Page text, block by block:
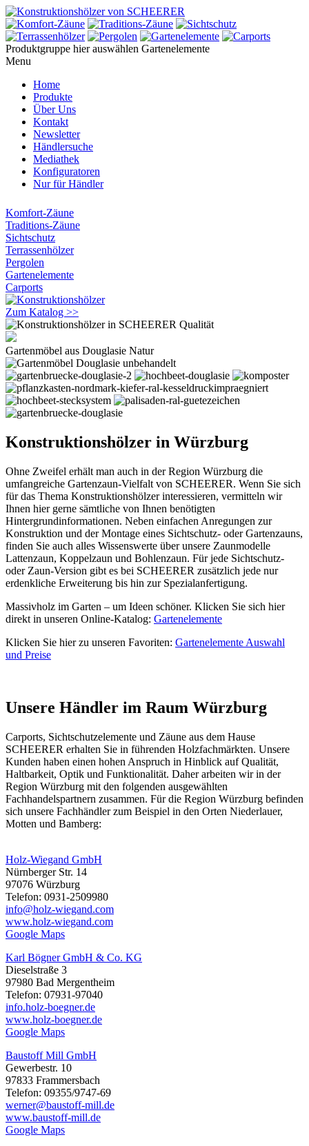
Produktgruppe hier auswählen Gartenelemente
Menu
Home
Produkte
Über Uns
Kontakt
Newsletter
Händlersuche
Mediathek
Konfiguratoren
Nur für Händler
Komfort-Zäune
Traditions-Zäune
Sichtschutz
Terrassenhölzer
Pergolen
Gartenelemente
Carports
Zum Katalog >>
Gartenmöbel aus Douglasie Natur
Konstruktionshölzer in Würzburg
Ohne Zweifel erhält man auch in der Region Würzburg die
umfangreiche Gartenzaun-Vielfalt von SCHEERER. Wenn Sie sich
für das Thema Konstruktionshölzer interessieren, vermitteln wir
Ihnen hier gerne sämtliche von Ihnen benötigten
Hintergrundinformationen. Neben einfachen Anregungen zur
Konstruktion und der Montage eines Sichtschutz- oder Gartenzauns,
finden Sie auch alles Wissenswerte über unsere Zaunmodelle
Lattenzaun, Koppelzaun und Bohlenzaun. Für jede Sichtschutz-
oder Zaun-Version gibt es bei SCHEERER zusätzlich jede nur
erdenkliche Erweiterung bis hin zur Spezialanfertigung.
Massivholz im Garten – um Ideen schöner. Klicken Sie sich hier
direkt in unseren Online-Katalog: Gartenelemente
Klicken Sie hier zu unseren Favoriten: Gartenelemente Auswahl
und Preise
Unsere Händler im Raum Würzburg
Carports, Sichtschutzelemente und Zäune aus dem Hause
SCHEERER erhalten Sie in führenden Holzfachmärkten. Unsere
Kunden haben einen hohen Anspruch in Hinblick auf Qualität,
Haltbarkeit, Optik und Funktionalität. Daher arbeiten wir in der
Region Würzburg mit den folgenden ausgewählten
Fachhandelspartnern zusammen. Für die Region Würzburg befinden
sich unsere Fachhändler zum Beispiel in den Orten Niederlauer,
Motten und Bamberg:
Holz-Wiegand GmbH
Nürnberger Str. 14
97076 Würzburg
Telefon: 0931-2509980
info@holz-wiegand.com
www.holz-wiegand.com
Google Maps
Karl Bögner GmbH & Co. KG
Dieselstraße 3
97980 Bad Mergentheim
Telefon: 07931-97040
info.holz-boegner.de
www.holz-boegner.de
Google Maps
Baustoff Mill GmbH
Gewerbestr. 10
97833 Frammersbach
Telefon: 09355/9747-69
werner@baustoff-mill.de
www.baustoff-mill.de
Google Maps